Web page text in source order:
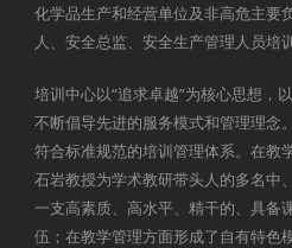
化学品生产和经营单位及非高危主要
人、安全总监、安全生产管理人员培
培训中心以“追求卓越”为核心思想，
不断倡导先进的服务模式和管理理念
符合标准规范的培训管理体系。在教
石岩教授为学术教研带头人的多名中
一支高素质、高水平、精干的、具备
伍；在教学管理方面形成了自有特色